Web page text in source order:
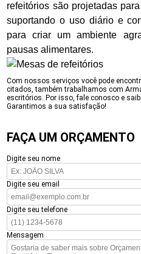
refeitórios são projetadas
suportando o uso diário e
para criar um ambiente
pausas alimentares.
Com nossos serviços você pode
citados, também trabalhamos com
escritórios. Por isso, fale conosco e
Garantimos a sua satisfação!
FAÇA UM ORÇAMENTO
Digite seu nome
Digite seu email
Digite seu telefone
Mensagem